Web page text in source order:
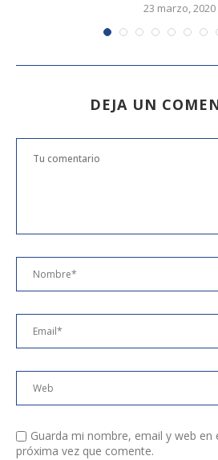
23 marzo, 2020
DEJA UN
Guarda mi nombre, email y web en
próxima vez que comente.